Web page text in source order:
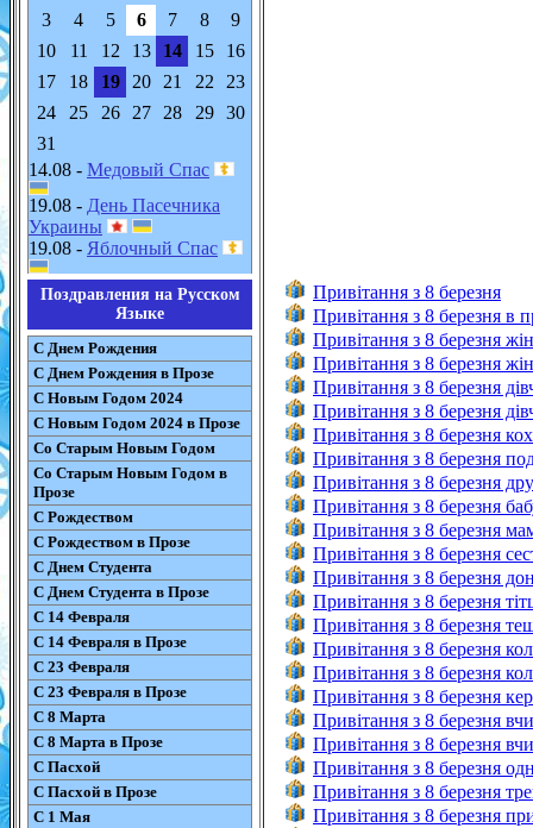
3
4 5 6 7 8
9
10
11 12 13 14 15
16
17
18 19 20 21 22
23
24
25 26 27 28 29
30
31
14.08 - Медовый Спас
19.08 - День Пасечника
Украины
19.08 - Яблочный Спас
Поздравления на Русском
Языке
С Днем Рождения
С Днем Рождения в Прозе
С Новым Годом 2024
С Новым Годом 2024 в Прозе
Со Старым Новым Годом
Со Старым Новым Годом в
Прозе
С Рождеством
С Рождеством в Прозе
С Днем Студента
С Днем Студента в Прозе
С 14 Февраля
С 14 Февраля в Прозе
С 23 Февраля
С 23 Февраля в Прозе
С 8 Марта
С 8 Марта в Прозе
С Пасхой
С Пасхой в Прозе
С 1 Мая
Привітання з 8 березня
Привітання з 8 березня в
Привітання з 8 березня
Привітання з 8 березня
Привітання з 8 березня
Привітання з 8 березня
Привітання з 8 березня
Привітання з 8 березня
Привітання з 8 березня
Привітання з 8 березня
Привітання з 8 березня
Привітання з 8 березня
Привітання з 8 березня
Привітання з 8 березня
Привітання з 8 березня
Привітання з 8 березня
Привітання з 8 березня
Привітання з 8 березня
Привітання з 8 березня
Привітання з 8 березня
Привітання з 8 березня
Привітання з 8 березня
Привітання з 8 березня